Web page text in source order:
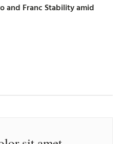
and Franc Stability amid